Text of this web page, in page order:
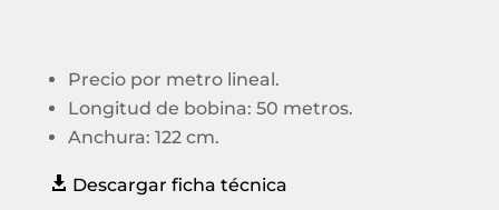
Precio por metro lineal.
Longitud de bobina: 50 metros.
Anchura: 122 cm.
 Descargar ficha técnica